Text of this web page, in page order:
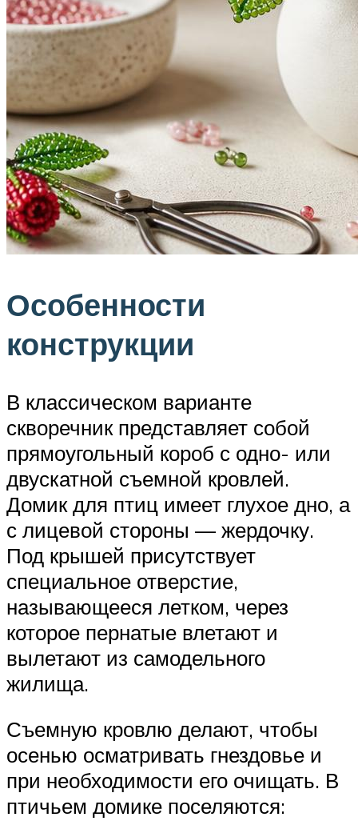
Особенности
конструкции
В классическом варианте
скворечник представляет собой
прямоугольный короб с одно- или
двускатной съемной кровлей.
Домик для птиц имеет глухое дно, а
с лицевой стороны — жердочку.
Под крышей присутствует
специальное отверстие,
называющееся летком, через
которое пернатые влетают и
вылетают из самодельного
жилища.
Съемную кровлю делают, чтобы
осенью осматривать гнездовье и
при необходимости его очищать. В
птичьем домике поселяются: